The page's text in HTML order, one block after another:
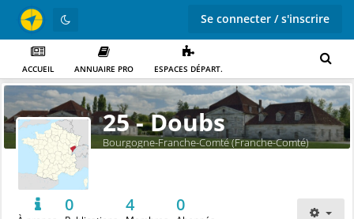
Se connecter / s'inscrire
ACCUEIL ANNUAIRE PRO ESPACES DÉPART.
25 - Doubs
Bourgogne-Franche-Comté (Franche-Comté)
0 4 0